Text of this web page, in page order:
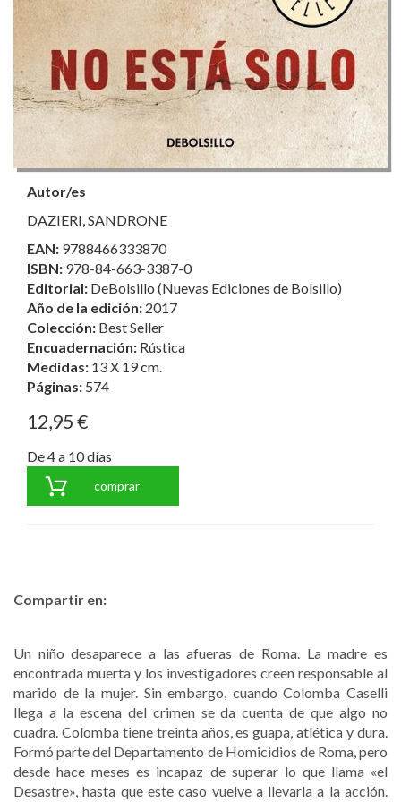
Autor/es
DAZIERI, SANDRONE
EAN: 9788466333870
ISBN: 978-84-663-3387-0
Editorial: DeBolsillo (Nuevas Ediciones de Bolsillo)
Año de la edición: 2017
Colección: Best Seller
Encuadernación: Rústica
Medidas: 13 X 19 cm.
Páginas: 574
12,95 €
De 4 a 10 días
comprar
Compartir en:
Un niño desaparece a las afueras de Roma. La madre es
encontrada muerta y los investigadores creen responsable al
marido de la mujer. Sin embargo, cuando Colomba Caselli
llega a la escena del crimen se da cuenta de que algo no
cuadra. Colomba tiene treinta años, es guapa, atlética y dura.
Formó parte del Departamento de Homicidios de Roma, pero
desde hace meses es incapaz de superar lo que llama «el
Desastre», hasta que este caso vuelve a llevarla a la acción.